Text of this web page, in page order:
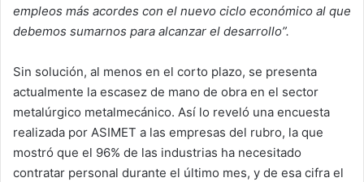
empleos más acordes con el nuevo ciclo económico al que
debemos sumarnos para alcanzar el desarrollo”.
Sin solución, al menos en el corto plazo, se presenta
actualmente la escasez de mano de obra en el sector
metalúrgico metalmecánico. Así lo reveló una encuesta
realizada por ASIMET a las empresas del rubro, la que
mostró que el 96% de las industrias ha necesitado
contratar personal durante el último mes, y de esa cifra el